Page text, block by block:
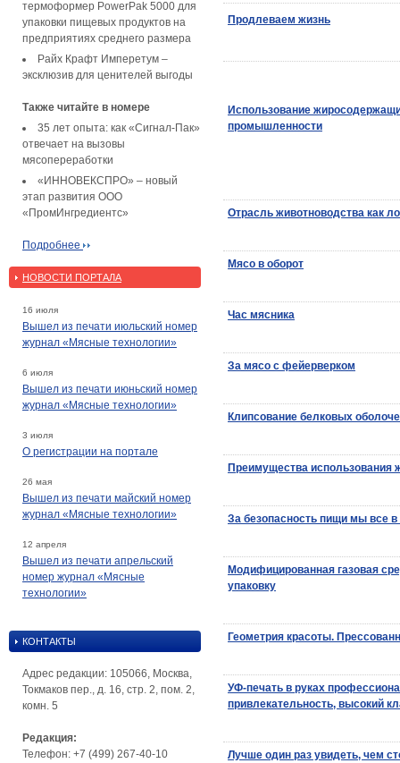
термоформер PowerPak 5000 для
упаковки пищевых продуктов на
предприятиях среднего размера
Райх Крафт Имперетум –
эксклюзив для ценителей выгоды
Также читайте в номере
35 лет опыта: как «Сигнал-Пак»
отвечает на вызовы
мясопереработки
«ИННОВЕКСПРО» – новый
этап развития ООО
«ПромИнгредиентс»
Подробнее
НОВОСТИ ПОРТАЛА
16 июля
Вышел из печати июльский номер
журнал «Мясные технологии»
6 июля
Вышел из печати июньский номер
журнал «Мясные технологии»
3 июля
О регистрации на портале
26 мая
Вышел из печати майский номер
журнал «Мясные технологии»
12 апреля
Вышел из печати апрельский
номер журнал «Мясные
технологии»
КОНТАКТЫ
Адрес редакции: 105066, Москва,
Токмаков пер., д. 16, стр. 2, пом. 2,
комн. 5
Редакция:
Телефон: +7 (499) 267-40-10
Продлеваем жизнь
Использование
промышленности
Отрасль животноводства как
Мясо в оборот
Час мясника
За мясо с фейерверком
Клипсование белковых
Преимущества использования
За безопасность пищи мы все в
Модифицированная газовая
упаковку
Геометрия красоты.
УФ-печать в руках
привлекательность, высокий
Лучше один раз увидеть, чем